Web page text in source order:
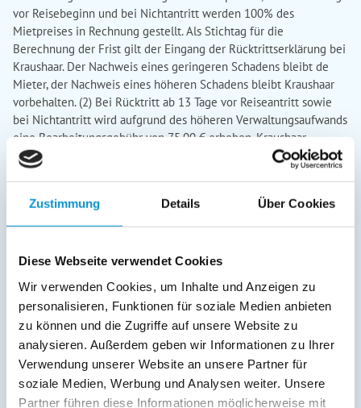
Zustimmung Details Über Cookies
Diese Webseite verwendet Cookies
Wir verwenden Cookies, um Inhalte und Anzeigen zu
personalisieren, Funktionen für soziale Medien anbieten
zu können und die Zugriffe auf unsere Website zu
analysieren. Außerdem geben wir Informationen zu Ihrer
Verwendung unserer Website an unsere Partner für
soziale Medien, Werbung und Analysen weiter. Unsere
Partner führen diese Informationen möglicherweise mit